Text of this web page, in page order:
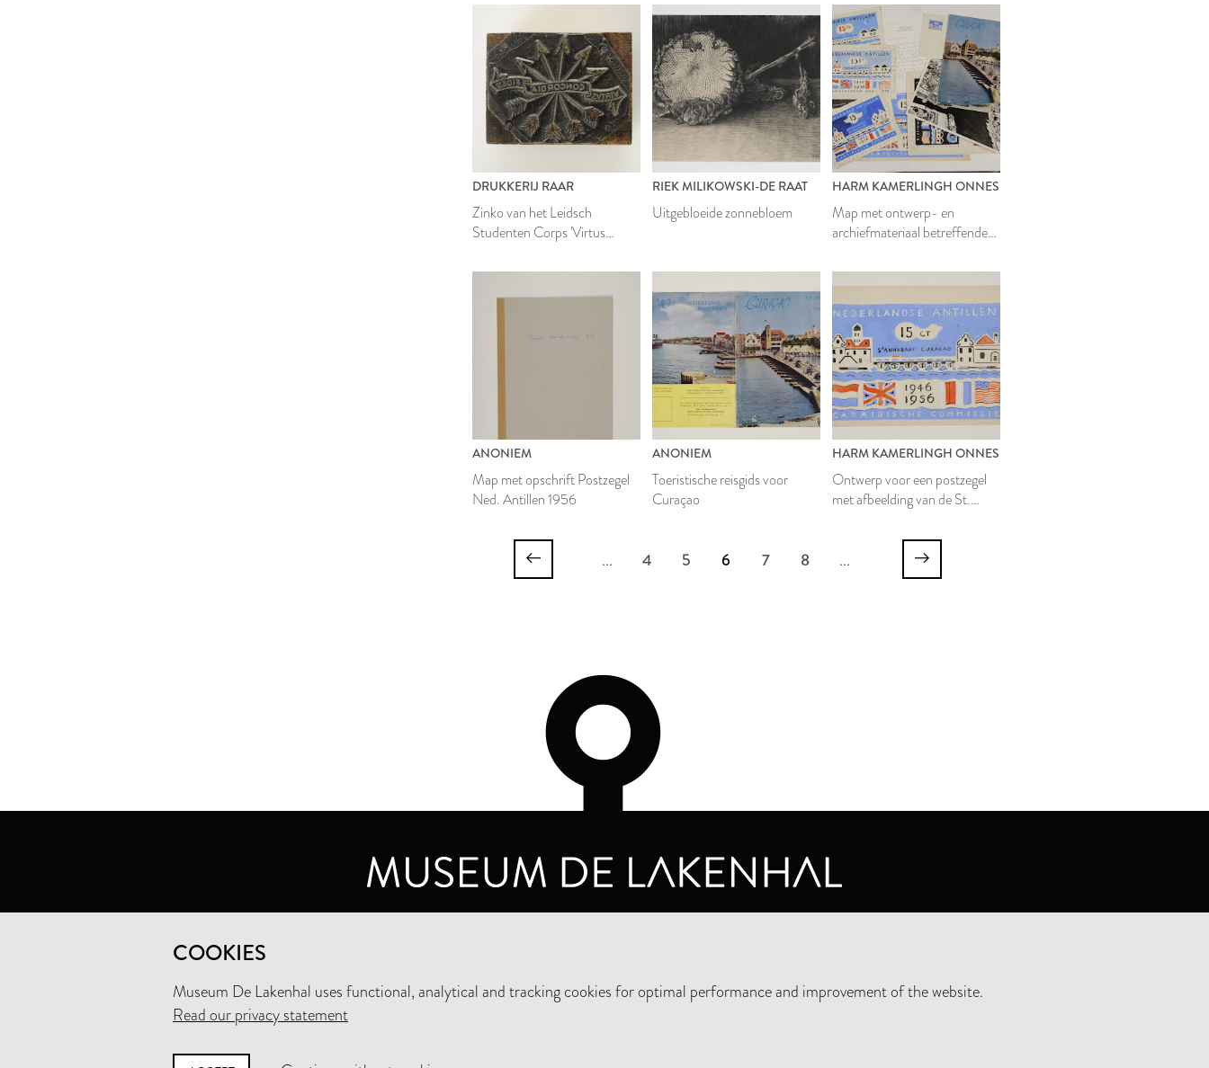
DRUKKERIJ RAAR
Zinko van het Leidsch
Studenten Corps 'Virtus
RIEK MILIKOWSKI-DE RAAT
Uitgebloeide zonnebloem
HARM KAMERLINGH ONNES
Map met ontwerp- en
archiefmateriaal betreffende
Nederlandse Antillen 1956
ANONIEM
Map met opschrift Postzegel
Ned. Antillen 1956
ANONIEM
Toeristische reisgids voor
Curaçao
HARM KAMERLINGH ONNES
Ontwerp voor een postzegel
met afbeelding van de St.
... 4 5 6 7 8 ...
COOKIES
Museum De Lakenhal uses functional, analytical and tracking cookies for optimal performance and improvement of the website.
Read our privacy statement
MUSEUM DE LAKENHAL
OUDE SINGEL 32
+31 (0)71 5165360